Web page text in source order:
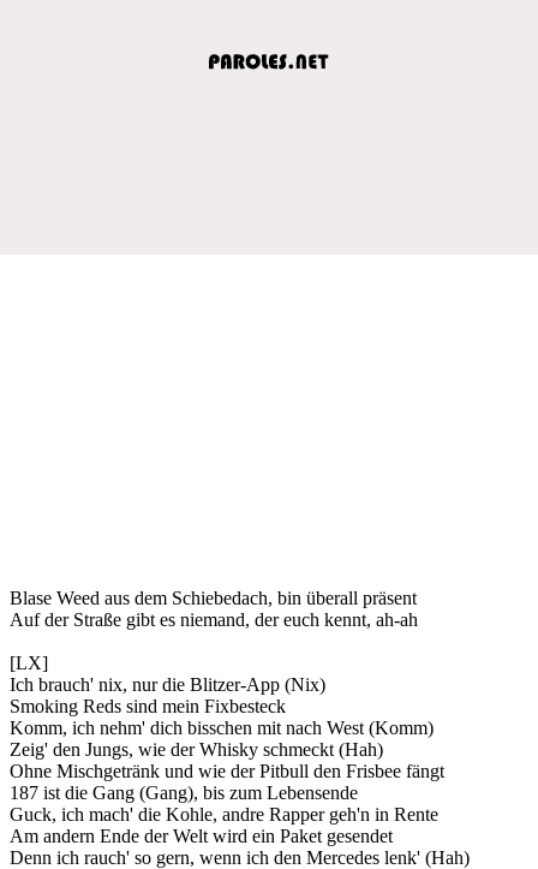
Blase Weed aus dem Schiebedach, bin überall präsent
Auf der Straße gibt es niemand, der euch kennt, ah-ah
[LX]
Ich brauch' nix, nur die Blitzer-App (Nix)
Smoking Reds sind mein Fixbesteck
Komm, ich nehm' dich bisschen mit nach West (Komm)
Zeig' den Jungs, wie der Whisky schmeckt (Hah)
Ohne Mischgetränk und wie der Pitbull den Frisbee fängt
187 ist die Gang (Gang), bis zum Lebensende
Guck, ich mach' die Kohle, andre Rapper geh'n in Rente
Am andern Ende der Welt wird ein Paket gesendet
Denn ich rauch' so gern, wenn ich den Mercedes lenk' (Hah)